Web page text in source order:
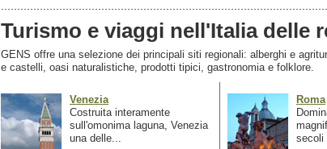
Turismo e viaggi nell'Italia delle
GENS offre una selezione dei principali siti regionali: alberghi e
e castelli, oasi naturalistiche, prodotti tipici, gastronomia e folklore.
Venezia
Costruita interamente
sull'omonima laguna, Venezia
una delle...
Roma
secoli